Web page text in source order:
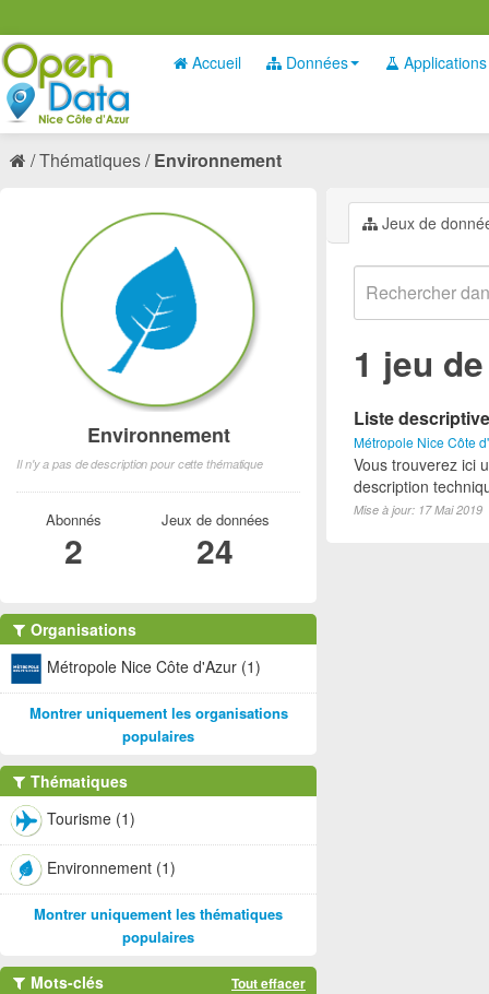
Accueil Données Applications
Thématiques Environnement
Jeux de
1 jeu
Liste
Métropole Nice Côte
Vous trouverez ici
description
Mise à jour: 17 Mai 2019
Environnement
Il n'y a pas de description pour cette thématique
Abonnés
2
Jeux de données
24
Organisations
Métropole Nice Côte d'Azur (1)
Montrer uniquement les organisations
populaires
Thématiques
Tourisme (1)
Environnement (1)
Montrer uniquement les thématiques
populaires
Mots-clés Tout effacer